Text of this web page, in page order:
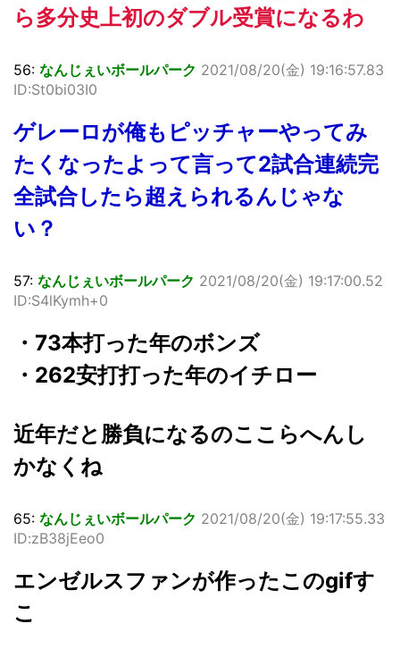
ら多分史上初のダブル受賞になるわ
56: なんじぇいボールパーク 2021/08/20(金) 19:16:57.83
ID:St0bi03I0
ゲレーロが俺もピッチャーやってみ
たくなったよって言って2試合連続完
全試合したら超えられるんじゃな
い？
57: なんじぇいボールパーク 2021/08/20(金) 19:17:00.52
ID:S4lKymh+0
・73本打った年のボンズ
・262安打打った年のイチロー
近年だと勝負になるのここらへんし
かなくね
65: なんじぇいボールパーク 2021/08/20(金) 19:17:55.33
ID:zB38jEeo0
エンゼルスファンが作ったこのgifす
こ